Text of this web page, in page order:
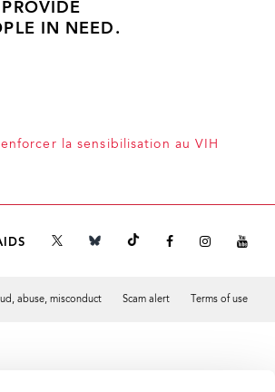
IN NEED.
la sensibilisation au VIH
abuse, misconduct Scam alert Terms of use